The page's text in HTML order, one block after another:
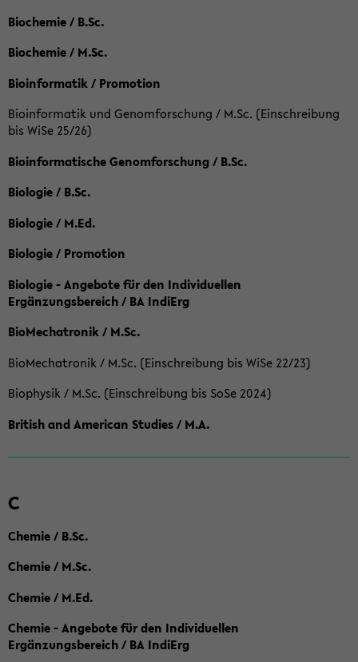
Biochemie / B.Sc.
Biochemie / M.Sc.
Bioinformatik / Promotion
Bioinformatik und Genomforschung / M.Sc. (Einschreibung
bis WiSe 25/26)
Bioinformatische Genomforschung / B.Sc.
Biologie / B.Sc.
Biologie / M.Ed.
Biologie / Promotion
Biologie - Angebote für den Individuellen
Ergänzungsbereich / BA IndiErg
BioMechatronik / M.Sc.
BioMechatronik / M.Sc. (Einschreibung bis WiSe 22/23)
Biophysik / M.Sc. (Einschreibung bis SoSe 2024)
British and American Studies / M.A.
C
Chemie / B.Sc.
Chemie / M.Sc.
Chemie / M.Ed.
Chemie - Angebote für den Individuellen
Ergänzungsbereich / BA IndiErg